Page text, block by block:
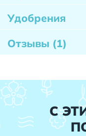
Удобрения
Отзывы (1)
С